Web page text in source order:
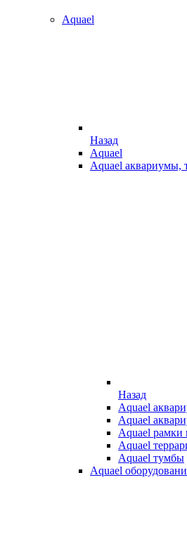
Aquael
Назад
Aquael
Aquael аквариумы,
Назад
Aquael
Aquael
Aquael рамки
Aquael
Aquael тумбы
Aquael